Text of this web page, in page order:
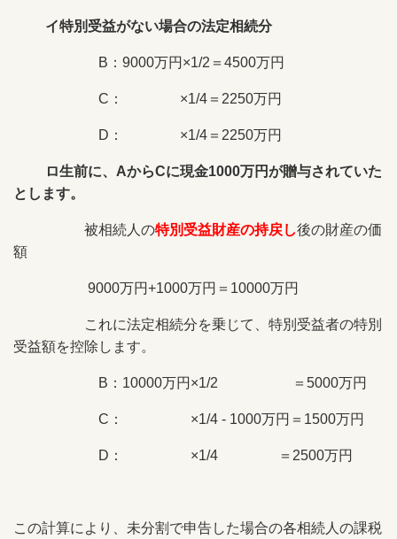
イ特別受益がない場合の法定相続分
B：9000万円×1/2＝4500万円
C： ×1/4＝2250万円
D： ×1/4＝2250万円
ロ生前に、AからCに現金1000万円が贈与されていた
とします。
被相続人の特別受益財産の持戻し後の財産の価
額
9000万円+1000万円＝10000万円
これに法定相続分を乗じて、特別受益者の特別
受益額を控除します。
B：10000万円×1/2 ＝5000万円
C： ×1/4 - 1000万円＝1500万円
D： ×1/4 ＝2500万円
この計算により、未分割で申告した場合の各相続人の課税